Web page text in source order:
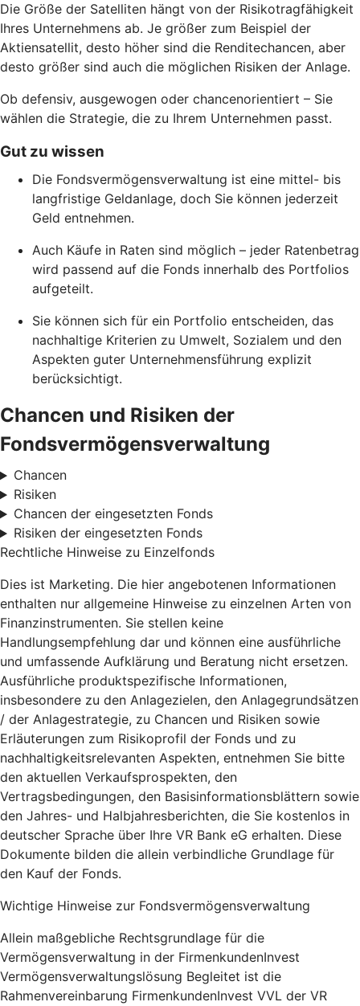
Die Größe der Satelliten hängt von der Risikotragfähigkeit
Ihres Unternehmens ab. Je größer zum Beispiel der
Aktiensatellit, desto höher sind die Renditechancen, aber
desto größer sind auch die möglichen Risiken der Anlage.
Ob defensiv, ausgewogen oder chancenorientiert – Sie
wählen die Strategie, die zu Ihrem Unternehmen passt.
Gut zu wissen
Die Fondsvermögensverwaltung ist eine mittel- bis
langfristige Geldanlage, doch Sie können jederzeit
Geld entnehmen.
Auch Käufe in Raten sind möglich – jeder Ratenbetrag
wird passend auf die Fonds innerhalb des Portfolios
aufgeteilt.
Sie können sich für ein Portfolio entscheiden, das
nachhaltige Kriterien zu Umwelt, Sozialem und den
Aspekten guter Unternehmensführung explizit
berücksichtigt.
Chancen und Risiken der
Fondsvermögensverwaltung
Chancen
Risiken
Chancen der eingesetzten Fonds
Risiken der eingesetzten Fonds
Rechtliche Hinweise zu Einzelfonds
Dies ist Marketing. Die hier angebotenen Informationen
enthalten nur allgemeine Hinweise zu einzelnen Arten von
Finanzinstrumenten. Sie stellen keine
Handlungsempfehlung dar und können eine ausführliche
und umfassende Aufklärung und Beratung nicht ersetzen.
Ausführliche produktspezifische Informationen,
insbesondere zu den Anlagezielen, den Anlagegrundsätzen
/ der Anlagestrategie, zu Chancen und Risiken sowie
Erläuterungen zum Risikoprofil der Fonds und zu
nachhaltigkeitsrelevanten Aspekten, entnehmen Sie bitte
den aktuellen Verkaufsprospekten, den
Vertragsbedingungen, den Basisinformationsblättern sowie
den Jahres- und Halbjahresberichten, die Sie kostenlos in
deutscher Sprache über Ihre VR Bank eG erhalten. Diese
Dokumente bilden die allein verbindliche Grundlage für
den Kauf der Fonds.
Wichtige Hinweise zur Fondsvermögensverwaltung
Allein maßgebliche Rechtsgrundlage für die
Vermögensverwaltung in der FirmenkundenInvest
Vermögensverwaltungslösung Begleitet ist die
Rahmenvereinbarung FirmenkundenInvest VVL der VR